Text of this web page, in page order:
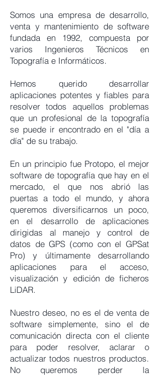
Somos una empresa de desarrollo,
venta y mantenimiento de software
fundada en 1992, compuesta por
varios Ingenieros Técnicos en
Topografía e Informáticos.
Hemos querido desarrollar
aplicaciones potentes y fiables para
resolver todos aquellos problemas
que un profesional de la topografía
se puede ir encontrado en el "día a
día" de su trabajo.
En un principio fue Protopo, el mejor
software de topografía que hay en el
mercado, el que nos abrió las
puertas a todo el mundo, y ahora
queremos diversificarnos un poco,
en el desarrollo de aplicaciones
dirigidas al manejo y control de
datos de GPS (como con el GPSat
Pro) y últimamente desarrollando
aplicaciones para el acceso,
visualización y edición de ficheros
LiDAR.
Nuestro deseo, no es el de venta de
software simplemente, sino el de
comunicación directa con el cliente
para poder resolver, aclarar o
actualizar todos nuestros productos.
No queremos perder la